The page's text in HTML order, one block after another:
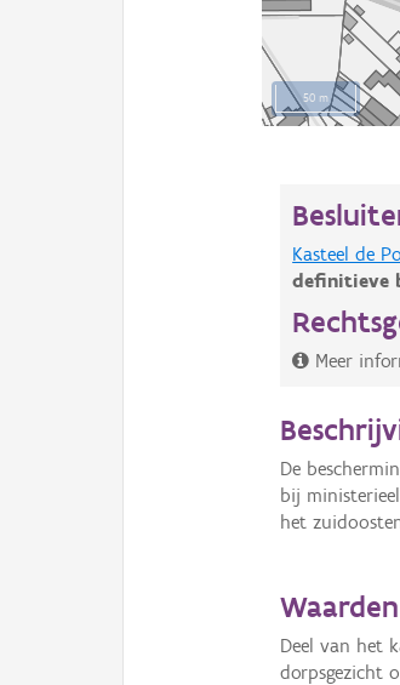
50 m
Kasteel de
definitieve
Meer
De
bij
het
Waarden
Deel van het
dorpsgezicht